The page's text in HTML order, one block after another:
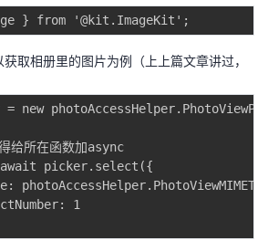
取相册里的图片为例（上上篇文章讲过，
new
给所在函数加async
picker.select({
1